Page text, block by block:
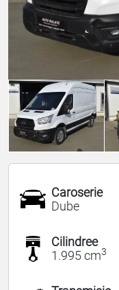
Caroserie
Dube
Cilindree
1.995 cm3